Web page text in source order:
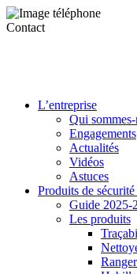
Contact
L’entreprise
Qui
Engagements
Actualités
Vidéos
Astuces
Produits de
Guide 2025-
Les produits